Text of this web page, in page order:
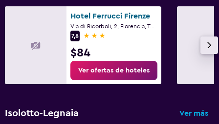
Hotel Ferrucci Firenze
Via di Ricorboli, 2, Florencia, Toscana
7,8
3 estrellas
$84
Ver ofertas de hoteles
Isolotto-Legnaia Ver más